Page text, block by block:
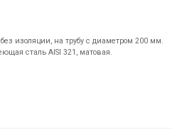
изоляции, на трубу с диаметром 200 мм.
сталь AISI 321, матовая.